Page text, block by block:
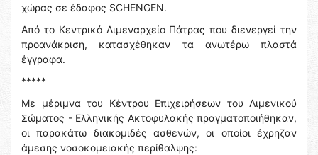
χώρας σε έδαφος SCHENGEN.
Από το Κεντρικό Λιμεναρχείο Πάτρας που διενεργεί την
προανάκριση, κατασχέθηκαν τα ανωτέρω πλαστά
έγγραφα.
*****
Με μέριμνα του Κέντρου Επιχειρήσεων του Λιμενικού
Σώματος - Ελληνικής Ακτοφυλακής πραγματοποιήθηκαν,
οι παρακάτω διακομιδές ασθενών, οι οποίοι έχρηζαν
άμεσης νοσοκομειακής περίθαλψης: